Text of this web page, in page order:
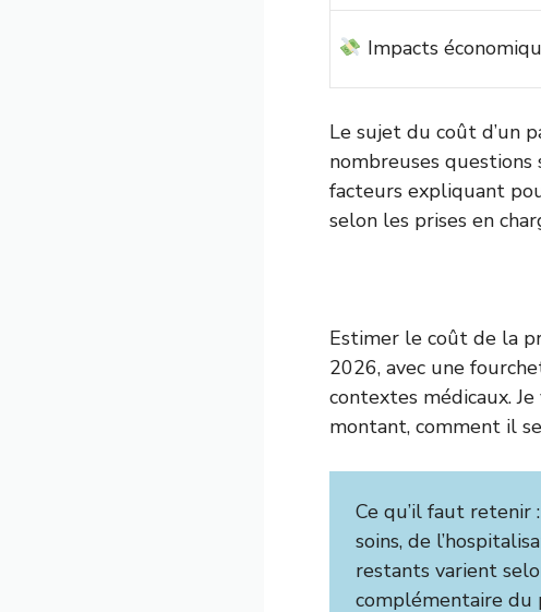
Impacts
Le sujet du coût d’un
nombreuses
facteurs expliquant
selon les prises en
Estimer le coût de la
2026, avec une
contextes médicaux.
montant, comment il
Ce qu’il faut retenir :
soins, de
restants varient
complémentaire du